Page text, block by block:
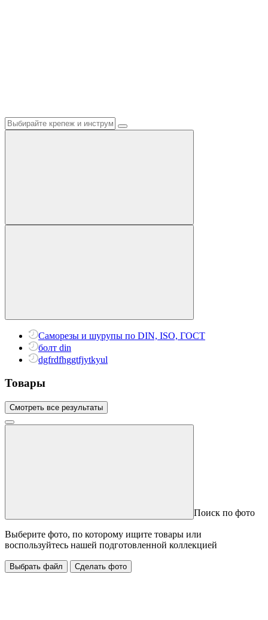
Саморезы и шурупы по DIN, ISO, ГОСТ
болт din
dgfrdfhggtfjytkyul
Товары
Смотреть все результаты
Поиск по фото
Выберите фото, по которому ищите товары или
воспользуйтесь нашей подготовленной коллекцией
Выбрать файл Сделать фото